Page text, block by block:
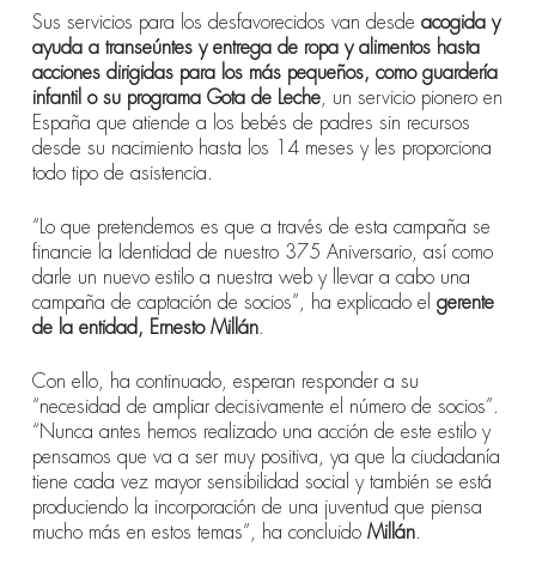
Sus servicios para los desfavorecidos van desde acogida y
ayuda a transeúntes y entrega de ropa y alimentos hasta
acciones dirigidas para los más pequeños, como guardería
infantil o su programa Gota de Leche, un servicio pionero en
España que atiende a los bebés de padres sin recursos
desde su nacimiento hasta los 14 meses y les proporciona
todo tipo de asistencia.
“Lo que pretendemos es que a través de esta campaña se
financie la Identidad de nuestro 375 Aniversario, así como
darle un nuevo estilo a nuestra web y llevar a cabo una
campaña de captación de socios”, ha explicado el gerente
de la entidad, Ernesto Millán.
Con ello, ha continuado, esperan responder a su
“necesidad de ampliar decisivamente el número de socios”.
“Nunca antes hemos realizado una acción de este estilo y
pensamos que va a ser muy positiva, ya que la ciudadanía
tiene cada vez mayor sensibilidad social y también se está
produciendo la incorporación de una juventud que piensa
mucho más en estos temas”, ha concluidoMillán.